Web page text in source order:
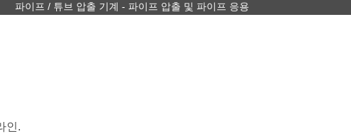
파이프 / 튜브 압출 기계 - 파이프 압출 및 파이프 응용
인.